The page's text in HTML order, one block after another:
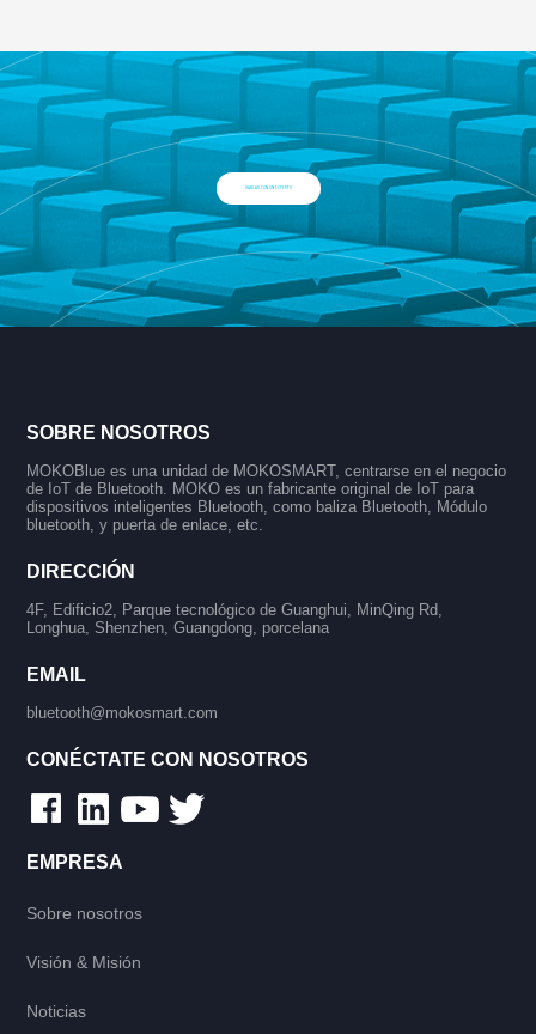
HABLAR CON UN EXPERTO
SOBRE NOSOTROS
MOKOBlue es una unidad de MOKOSMART, centrarse en el negocio
de IoT de Bluetooth. MOKO es un fabricante original de IoT para
dispositivos inteligentes Bluetooth, como baliza Bluetooth, Módulo
bluetooth, y puerta de enlace, etc.
DIRECCIÓN
4F, Edificio2, Parque tecnológico de Guanghui, MinQing Rd,
Longhua, Shenzhen, Guangdong, porcelana
EMAIL
bluetooth@mokosmart.com
CONÉCTATE CON NOSOTROS
EMPRESA
Sobre nosotros
Visión & Misión
Noticias